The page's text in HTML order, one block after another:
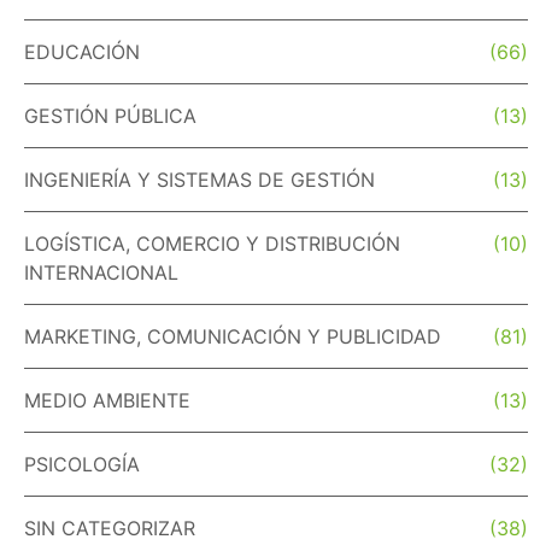
EDUCACIÓN (66)
GESTIÓN PÚBLICA (13)
INGENIERÍA Y SISTEMAS DE GESTIÓN (13)
LOGÍSTICA, COMERCIO Y DISTRIBUCIÓN
INTERNACIONAL
(10)
MARKETING, COMUNICACIÓN Y PUBLICIDAD (81)
MEDIO AMBIENTE (13)
PSICOLOGÍA (32)
SIN CATEGORIZAR (38)